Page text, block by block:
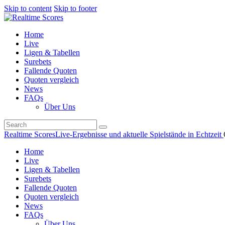
Skip to content Skip to footer
Home
Live
Ligen & Tabellen
Surebets
Fallende Quoten
Quoten vergleich
News
FAQs
Über Uns
Realtime ScoresLive-Ergebnisse und aktuelle Spielstände in Echtzeit
Home
Live
Ligen & Tabellen
Surebets
Fallende Quoten
Quoten vergleich
News
FAQs